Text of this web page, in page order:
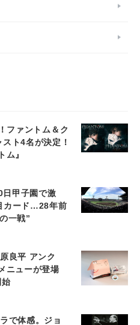
ファントム＆ク
ト4名が決定！
ム』
甲子園で激
カード…28年前
一戦”
良平 アンク
ニューが登場
で体感。ジョ